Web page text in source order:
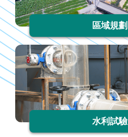
區域規劃
水利試驗